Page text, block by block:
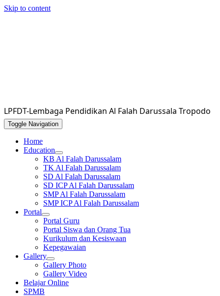
Skip to content
LPFDT-Lembaga Pendidikan Al Falah Darussala Tropodo
Toggle Navigation
Home
Education
KB Al Falah Darussalam
TK Al Falah Darussalam
SD Al Falah Darussalam
SD ICP Al Falah Darussalam
SMP Al Falah Darussalam
SMP ICP Al Falah Darussalam
Portal
Portal Guru
Portal Siswa dan Orang Tua
Kurikulum dan Kesiswaan
Kepegawaian
Gallery
Gallery Photo
Gallery Video
Belajar Online
SPMB